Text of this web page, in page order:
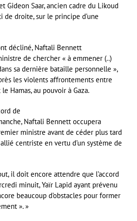
Gideon Saar, ancien cadre du Likoud
de droite, sur le principe d’une
décliné, Naftali Bennett
de chercher « à emmener (..)
sa dernière bataille personnelle »,
les violents affrontements entre
Hamas, au pouvoir à Gaza.
de
Naftali Bennett occupera
ministre avant de céder plus tard
centriste en vertu d’un système de
il doit encore attendre que l’accord
minuit, Yaïr Lapid ayant prévenu
beaucoup d’obstacles pour former
». »